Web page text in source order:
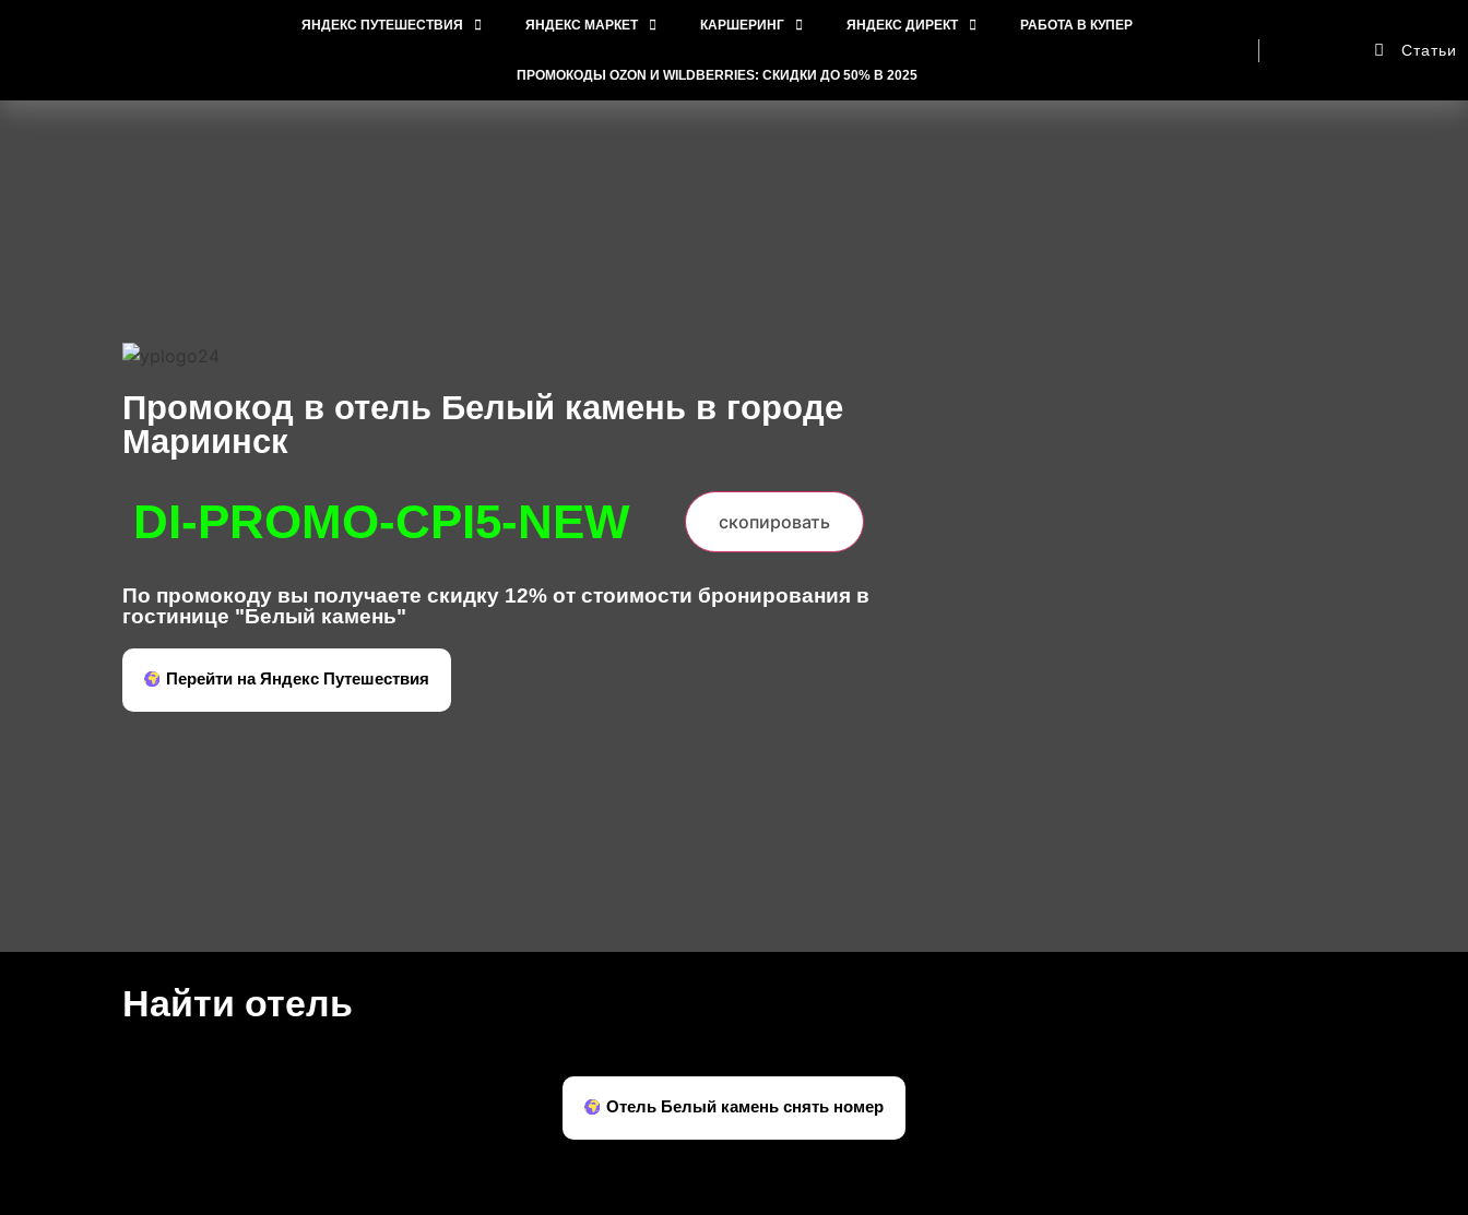
ЯНДЕКС ПУТЕШЕСТВИЯ ЯНДЕКС МАРКЕТ КАРШЕРИНГ ЯНДЕКС ДИРЕКТ РАБОТА В КУПЕР
ПРОМОКОДЫ OZON И WILDBERRIES: СКИДКИ ДО 50% В 2025
Статьи
Промокод в отель Белый камень в городе
Мариинск
DI-PROMO-CPI5-NEW скопировать
По промокоду вы получаете скидку 12% от стоимости бронирования в
гостинице "Белый камень"
Перейти на Яндекс Путешествия
Найти отель
Отель Белый камень снять номер